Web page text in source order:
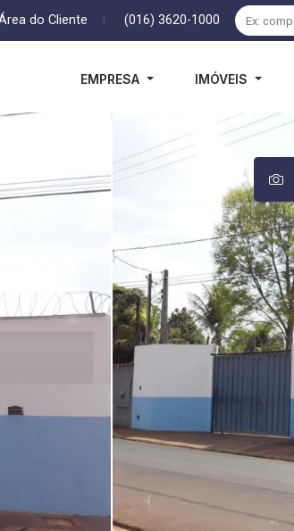
do Cliente (016) 3620-1000
EMPRESA IMÓVEIS